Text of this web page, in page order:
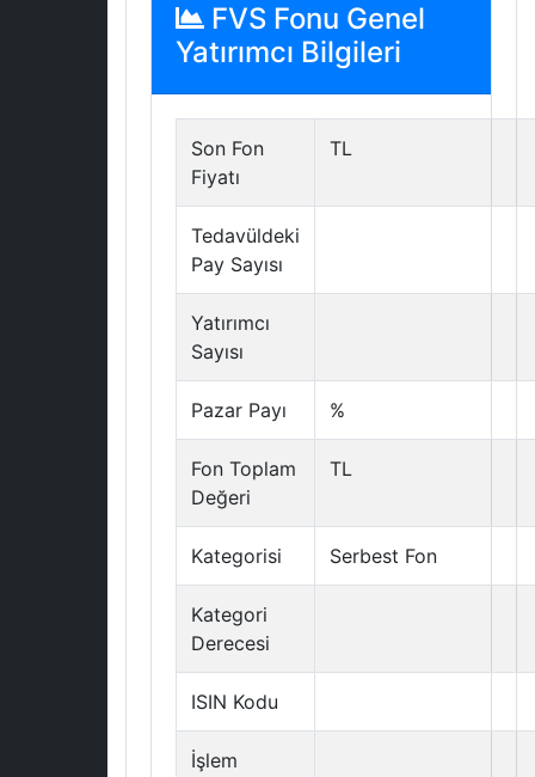
FVS Fonu Genel
Yatırımcı Bilgileri
Son Fon
Fiyatı
TL
Tedavüldeki
Pay Sayısı
Yatırımcı
Sayısı
Pazar Payı %
Fon Toplam
Değeri
TL
Kategorisi Serbest Fon
Kategori
Derecesi
ISIN Kodu
İşlem